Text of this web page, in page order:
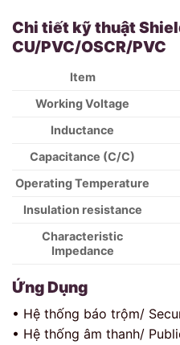
Chi tiết kỹ thuật
CU/PVC/OSCR/PVC
Item
Working Voltage
Inductance
Capacitance (C/C)
Operating Temperature
Insulation resistance
Characteristic
Impedance
Ứng Dụng
• Hệ thống báo trộm/
• Hệ thống âm thanh/